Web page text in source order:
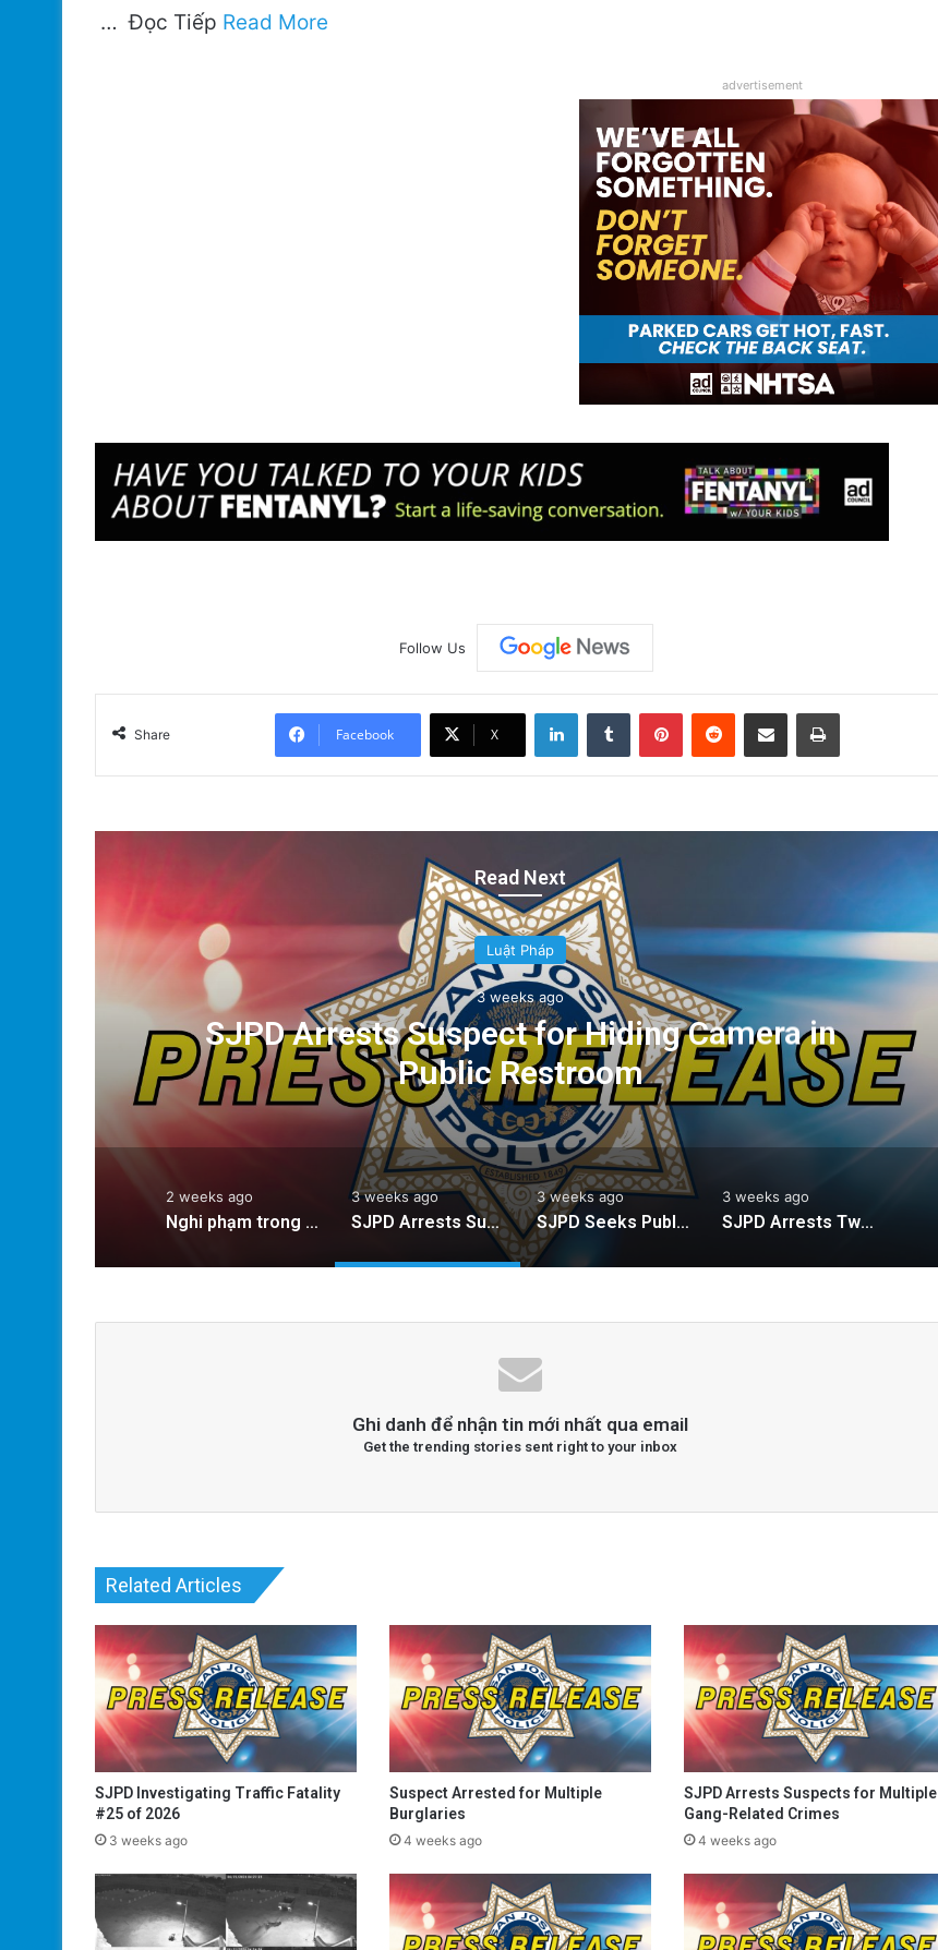
… Đọc Tiếp Read More
advertisement
Follow Us
Share Facebook X
LinkedInTumblr PinterestReddit Share via Email Print
Read Next
Luật Pháp
3 weeks ago
SJPD Arrests Suspect for Hiding Camera in
Public Restroom
2 weeks ago
Nghi phạm trong số 3 người bị bắn chết ở Seattle; thanh thiếu niên bị bắt, truy lùng nghi phạm thứ ba
3 weeks ago
SJPD Arrests Suspect for Hiding Camera in Public Restroom
3 weeks ago
SJPD Seeks Public’s Assistance in Locating Stolen Dog
3 weeks ago
SJPD Arrests Two Suspects for Armed Carjacking
Ghi danh để nhận tin mới nhất qua email
Get the trending stories sent right to your inbox
Related Articles
SJPD Investigating Traffic Fatality
#25 of 2026
3 weeks ago
Suspect Arrested for Multiple
Burglaries
4 weeks ago
SJPD Arrests Suspects for Multiple
Gang-Related Crimes
4 weeks ago